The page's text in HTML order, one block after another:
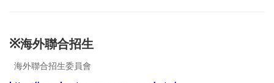
※海外聯合招生
海外聯合招生委員會